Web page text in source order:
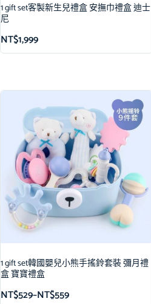
1 gift set客製新生兒禮盒 安撫巾禮盒 迪士
尼
NT$1,999
1 gift set韓國嬰兒小熊手搖鈴套裝 彌月禮
盒 寶寶禮盒
NT$529–NT$559